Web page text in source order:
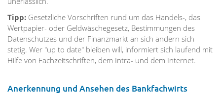
Tipp: Gesetzliche Vorschriften rund um das Handels-, das
Wertpapier- oder Geldwäschegesetz, Bestimmungen des
Datenschutzes und der Finanzmarkt an sich ändern sich
stetig. Wer "up to date" bleiben will, informiert sich laufend mit
Hilfe von Fachzeitschriften, dem Intra- und dem Internet.
Anerkennung und Ansehen des Bankfachwirts